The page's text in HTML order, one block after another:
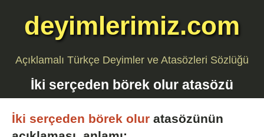
deyimlerimiz.com
Açıklamalı Türkçe Deyimler ve Atasözleri Sözlüğü
İki serçeden börek olur atasözü
İki serçeden börek olur atasözünün